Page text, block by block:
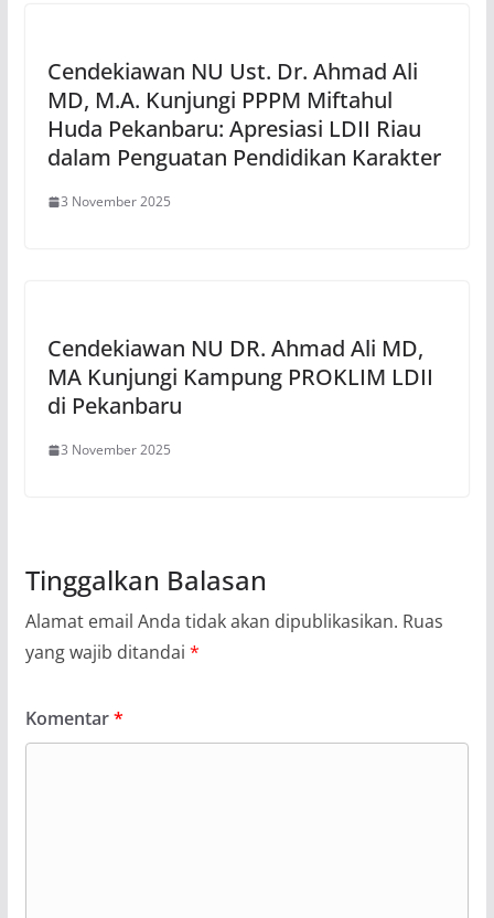
Cendekiawan NU Ust. Dr. Ahmad Ali
MD, M.A. Kunjungi PPPM Miftahul
Huda Pekanbaru: Apresiasi LDII Riau
dalam Penguatan Pendidikan Karakter
3 November 2025
Cendekiawan NU DR. Ahmad Ali MD,
MA Kunjungi Kampung PROKLIM LDII
di Pekanbaru
3 November 2025
Tinggalkan Balasan
Alamat email Anda tidak akan dipublikasikan. Ruas
yang wajib ditandai *
Komentar*